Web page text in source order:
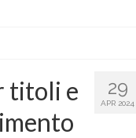
29
APR 2024
titoli e